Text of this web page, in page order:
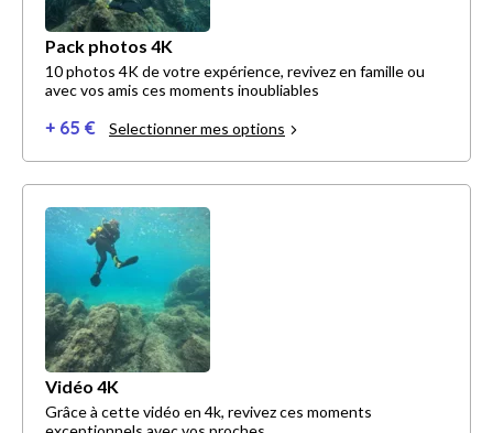
Pack photos 4K
10 photos 4K de votre expérience, revivez en famille ou
avec vos amis ces moments inoubliables
+ 65 € Selectionner mes options
Vidéo 4K
Grâce à cette vidéo en 4k, revivez ces moments